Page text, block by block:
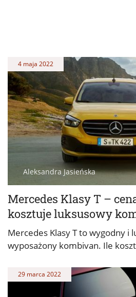
Mercedes Klasy T –
kosztuje luksusowy
4 maja 2022
Aleksandra Jasieńska
Mercedes Klasy T to wygodny i
wyposażony kombivan. Ile
29 marca 2022